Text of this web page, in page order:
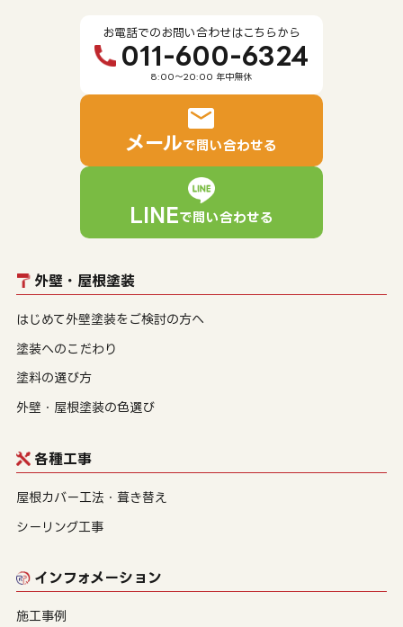
お電話でのお問い合わせはこちらから
011-600-6324
8:00～20:00 年中無休
メールで問い合わせる
LINEで問い合わせる
外壁・屋根塗装
はじめて外壁塗装をご検討の方へ
塗装へのこだわり
塗料の選び方
外壁・屋根塗装の色選び
各種工事
屋根カバー工法・葺き替え
シーリング工事
インフォメーション
施工事例